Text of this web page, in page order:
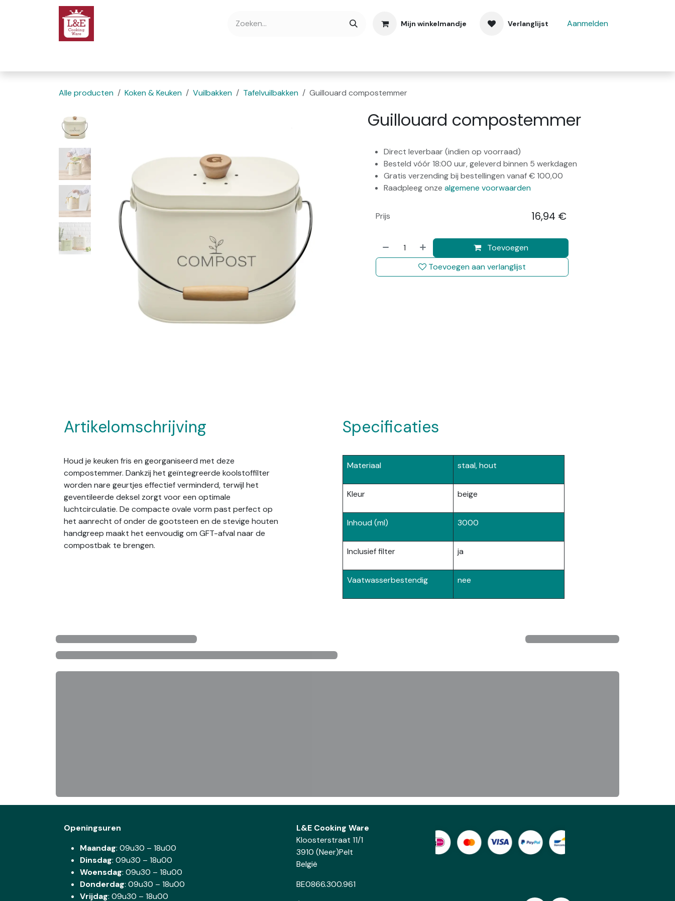
Overslaan naar inhoud
Mijn winkelmandje Verlanglijst Aanmelden
Alle producten Koken & Keuken Vuilbakken Tafelvuilbakken Guillouard compostemmer
Guillouard compostemmer
Direct leverbaar (indien op voorraad)
Besteld vóór 18:00 uur, geleverd binnen 5 werkdagen
Gratis verzending bij bestellingen vanaf € 100,00
Raadpleeg onze algemene voorwaarden
Toevoegen
Toevoegen aan verlanglijst
Prijs 16,94 €
Artikelomschrijving
Houd je keuken fris en georganiseerd met deze
compostemmer. Dankzij het geïntegreerde koolstoffilter
worden nare geurtjes effectief verminderd, terwijl het
geventileerde deksel zorgt voor een optimale
luchtcirculatie. De compacte ovale vorm past perfect op
het aanrecht of onder de gootsteen en de stevige houten
handgreep maakt het eenvoudig om GFT-afval naar de
compostbak te brengen.
Specificaties
Materiaal staal, hout
Kleur beige
Inhoud (ml) 3000
Inclusief filter ja
Vaatwasserbestendig nee
Openingsuren
Maandag: 09u30 – 18u00
Dinsdag: 09u30 – 18u00
Woensdag: 09u30 – 18u00
Donderdag: 09u30 – 18u00
Vrijdag: 09u30 – 18u00
L&E Cooking Ware
Kloosterstraat 11/1
3910 (Neer)Pelt
België
BE0866.300.961